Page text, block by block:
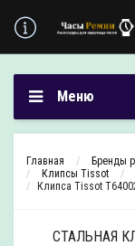
Меню
Главная Бренды
Клипсы Tissot
Клипса Tissot
СТАЛЬНАЯ